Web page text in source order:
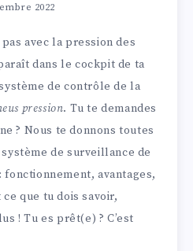
2022
avec la pression des
dans le cockpit de ta
de contrôle de la
pression. Tu te demandes
? Nous te donnons toutes
de surveillance de
avantages,
que tu dois savoir,
! Tu es prêt(e) ? C’est